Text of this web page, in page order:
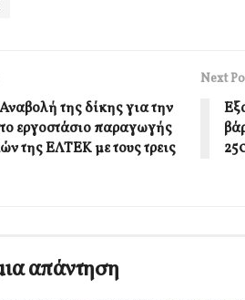
της δίκης για την
εργοστάσιο παραγωγής
της ΕΛΤΕΚ με τους τρεις
Next
απάντηση